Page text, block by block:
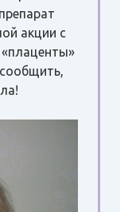
акции с